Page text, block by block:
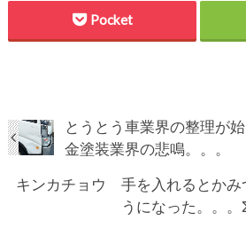
Pocket
とうとう車業界の整理が
金塗装業界の悲鳴。。。
キンカチョウ 手を入れるとかみ
うになった。。